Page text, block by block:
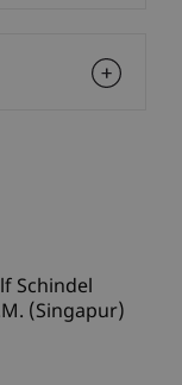
Schindel
(Singapur)